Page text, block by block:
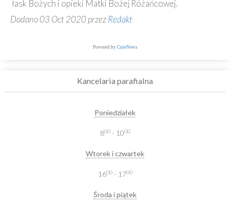
łask Bożych i opieki Matki Bożej Różańcowej.
Dodano 03 Oct 2020 przezRedakt
Powered by CuteNews
Kancelaria parafialna
Poniedziałek
800- 1000
Wtorek i czwartek
1600- 1700
Środa i piątek